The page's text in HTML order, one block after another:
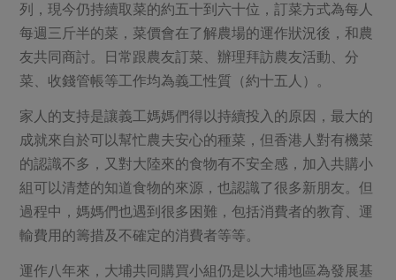
列，現今仍持續取菜的約五十到六十位，訂菜方式為每人
每週三斤半的菜，菜價會在了解農場的運作狀況後，和農
友共同商討。日常跟農友訂菜、辦理拜訪農友活動、分
菜、收錢管帳等工作均為義工性質（約十五人）。
家人的支持是讓義工媽媽們得以持續投入的原因，最大的
成就來自於可以幫忙農夫安心的種菜，但香港人對有機菜
的認識不多，又對大陸來的食物有不安全感，加入共購小
組可以清楚的知道食物的來源，也認識了很多新朋友。但
過程中，媽媽們也遇到很多困難，包括消費者的教育、運
輸費用的籌措及不確定的消費者等等。
運作八年來，大埔共同購買小組仍是以大埔地區為發展基